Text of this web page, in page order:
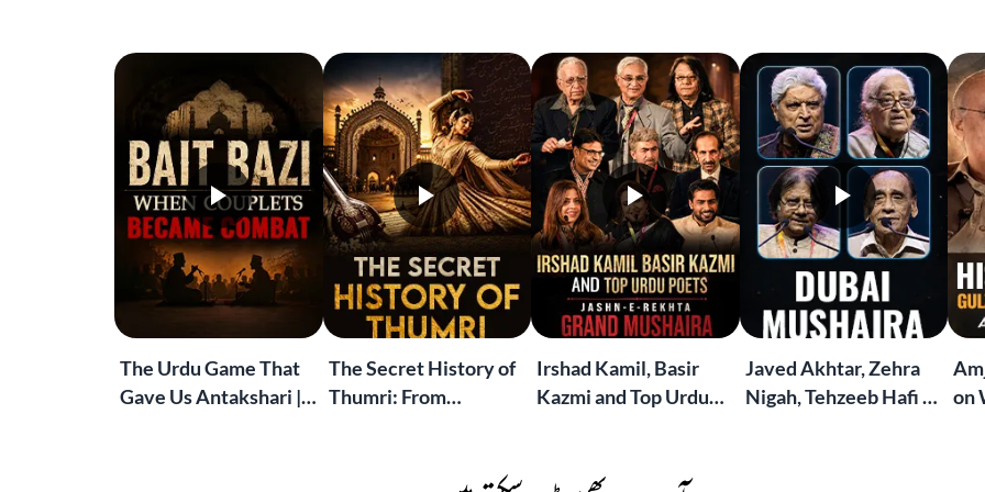
The Urdu Game That
Gave Us Antakshari |
The Secret History of
Thumri: From
Irshad Kamil, Basir
Kazmi and Top Urdu
London Grand
Javed Akhtar, Zehra
Nigah, Tehzeeb Hafi &
on